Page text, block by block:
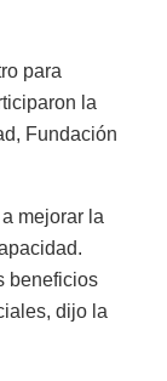
para
la
Fundación
mejorar la
beneficios
dijo la